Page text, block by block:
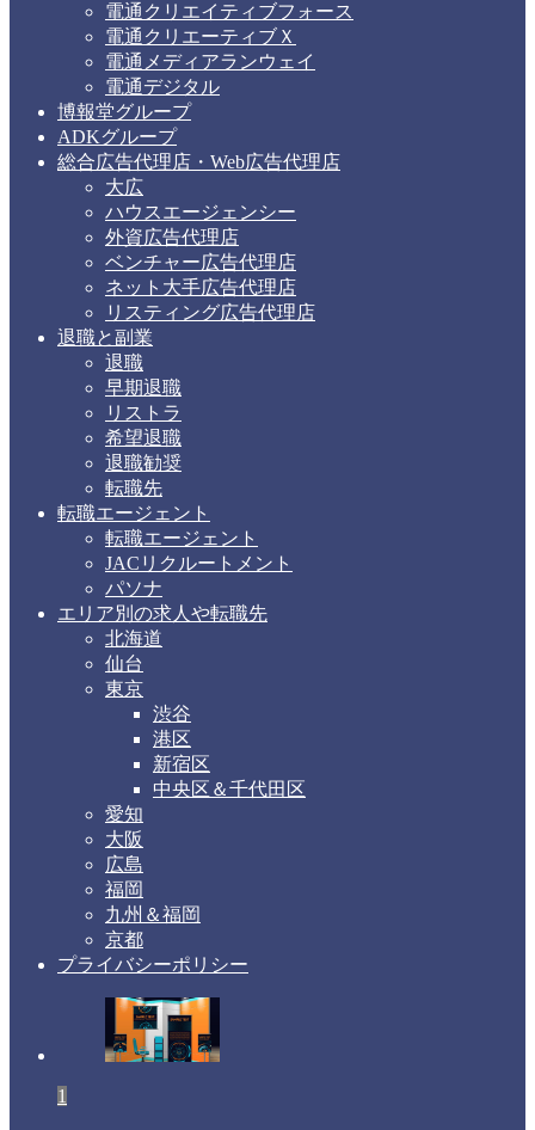
電通クリエイティブフォース
電通クリエーティブＸ
電通メディアランウェイ
電通デジタル
博報堂グループ
ADKグループ
総合広告代理店・Web広告代理店
大広
ハウスエージェンシー
外資広告代理店
ベンチャー広告代理店
ネット大手広告代理店
リスティング広告代理店
退職と副業
退職
早期退職
リストラ
希望退職
退職勧奨
転職先
転職エージェント
転職エージェント
JACリクルートメント
パソナ
エリア別の求人や転職先
北海道
仙台
東京
渋谷
港区
新宿区
中央区＆千代田区
愛知
大阪
広島
福岡
九州＆福岡
京都
プライバシーポリシー
1